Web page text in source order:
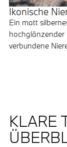
Ikonische
Ein matt
hochglänzender
verbundene
KLARE